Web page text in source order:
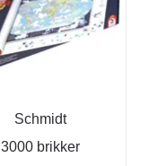
Schmidt
3000 brikker